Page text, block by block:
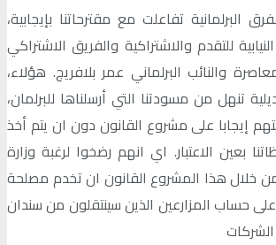
البرلمانية تفاعلت مع مقترحاتنا بإيجابية،
للتقدم والاشتراكية والفريق الاشتراكي
والنائب البرلماني عمر بلافريج. هؤلاء،
تنهل من مسودتنا التي أرسلناها للبرلمان،
إيجابا على مشروع القانون دون ان يتم أخذ
بعين الاعتبار. اي انهم رضخوا لرغبة وزارة
من خلال هذا المشروع القانون ان تخدم مصلحة
على حساب المزارعين الذين سينتقلون من سندان